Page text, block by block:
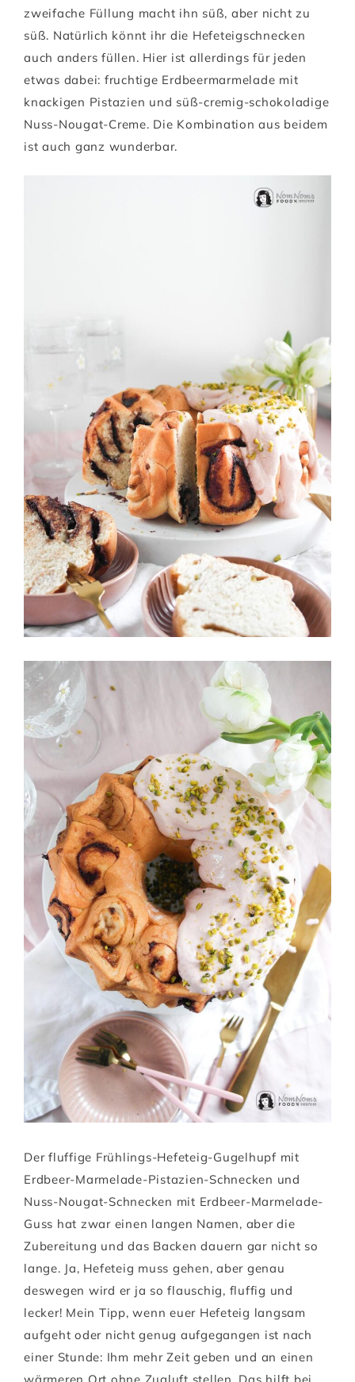
zweifache Füllung macht ihn süß, aber nicht zu
süß. Natürlich könnt ihr die Hefeteigschnecken
auch anders füllen. Hier ist allerdings für jeden
etwas dabei: fruchtige Erdbeermarmelade mit
knackigen Pistazien und süß-cremig-schokoladige
Nuss-Nougat-Creme. Die Kombination aus beidem
ist auch ganz wunderbar.
Der fluffige Frühlings-Hefeteig-Gugelhupf mit
Erdbeer-Marmelade-Pistazien-Schnecken und
Nuss-Nougat-Schnecken mit Erdbeer-Marmelade-
Guss hat zwar einen langen Namen, aber die
Zubereitung und das Backen dauern gar nicht so
lange. Ja, Hefeteig muss gehen, aber genau
deswegen wird er ja so flauschig, fluffig und
lecker! Mein Tipp, wenn euer Hefeteig langsam
aufgeht oder nicht genug aufgegangen ist nach
einer Stunde: Ihm mehr Zeit geben und an einen